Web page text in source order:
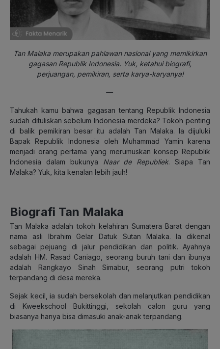
Tan Malaka merupakan pahlawan nasional yang memikirkan
gagasan Republik Indonesia. Yuk, ketahui biografi,
perjuangan, pemikiran, serta karya-karyanya!
—
Tahukah kamu bahwa gagasan tentang Republik Indonesia
sudah dituliskan sebelum Indonesia merdeka? Tokoh penting
di balik pemikiran besar itu adalah Tan Malaka. Ia dijuluki
Bapak Republik Indonesia oleh Muhammad Yamin karena
menjadi orang pertama yang merumuskan konsep Republik
Indonesia dalam bukunya Naar de Republiek. Siapa Tan
Malaka? Yuk, kita kenalan lebih jauh!
Biografi Tan Malaka
Tan Malaka adalah tokoh kelahiran Sumatera Barat dengan
nama asli Ibrahim Gelar Datuk Sutan Malaka. Ia dikenal
sebagai pejuang di jalur pendidikan dan politik. Ayahnya
adalah HM. Rasad Caniago, seorang buruh tani dan ibunya
adalah Rangkayo Sinah Simabur, seorang putri tokoh
terpandang di desa mereka.
Sejak kecil, ia sudah bersekolah dan melanjutkan pendidikan
di Kweekschool Bukittinggi, sekolah calon guru yang
biasanya hanya bisa dimasuki anak-anak terpandang.